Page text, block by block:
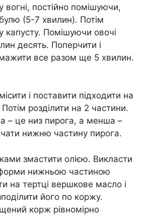
постійно помішуючи,
(5-7 хвилин). Потім
капусту. Помішуючи овочі
десять. Поперчити і
все разом ще 5 хвилин.
і поставити підходити на
розділити на 2 частини.
– це низ пирога, а менша –
нижню частину пирога.
змастити олією. Викласти
нижньою частиною
на тертці вершкове масло і
його по коржу.
корж рівномірно